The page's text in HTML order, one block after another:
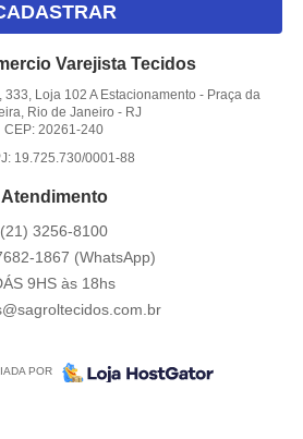
Varejista Tecidos
Loja 102 A Estacionamento - Praça da
Rio de Janeiro - RJ
CEP: 20261-240
19.725.730/0001-88
Atendimento
(21) 3256-8100
1867 (WhatsApp)
9HS às 18hs
POR